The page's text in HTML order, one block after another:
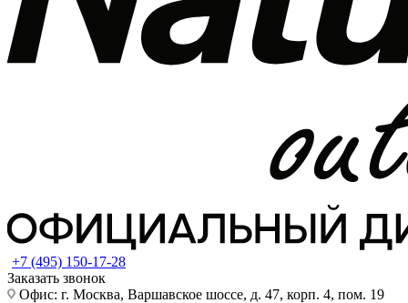
+7 (495) 150-17-28
Заказать звонок
Офис: г. Москва, Варшавское шоссе, д. 47, корп. 4, пом. 19